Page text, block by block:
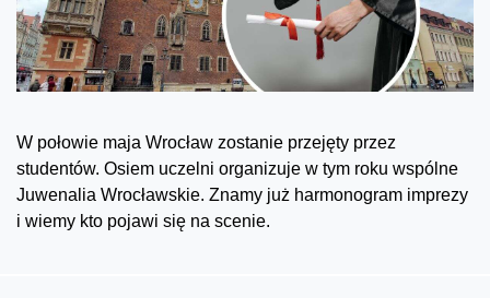
W połowie maja Wrocław zostanie przejęty przez
studentów. Osiem uczelni organizuje w tym roku wspólne
Juwenalia Wrocławskie. Znamy już harmonogram imprezy
i wiemy kto pojawi się na scenie.